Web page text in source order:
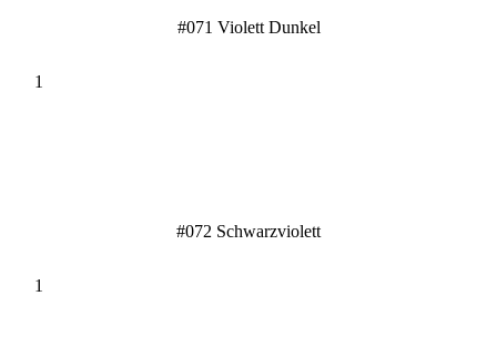
#071 Violett Dunkel
#072 Schwarzviolett